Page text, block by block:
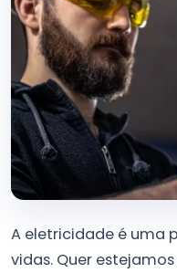
A eletricidade é uma
vidas. Quer